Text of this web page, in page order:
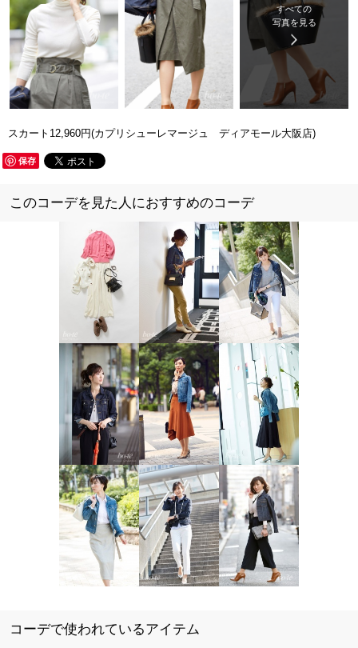
すべての
写真を見る
スカート12,960円(カプリシューレマージュ ディアモール大阪店)
保存
このコーデを見た人におすすめのコーデ
コーデで使われているアイテム